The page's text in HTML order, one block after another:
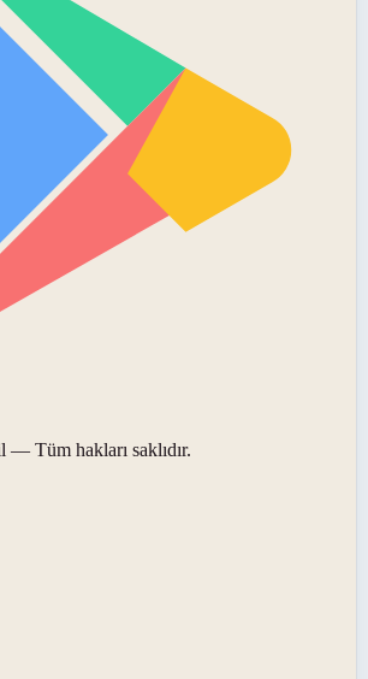
— Tüm hakları saklıdır.